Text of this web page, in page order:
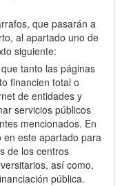
que pasarán a
al apartado uno de
siguiente:
tanto las páginas
financien total o
de entidades y
servicios públicos
mencionados. En
en este apartado para
de los centros
así como,
pública.